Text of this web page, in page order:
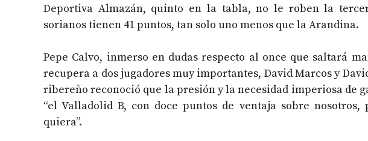
Deportiva Almazán, quinto en la tabla, no le roben la
sorianos tienen 41 puntos, tan solo uno menos que la Arandina.
Pepe Calvo, inmerso en dudas respecto al once que saltará
recupera a dos jugadores muy importantes, David Marcos y
ribereño reconoció que la presión y la necesidad imperiosa de
“el Valladolid B, con doce puntos de ventaja sobre
quiera”.